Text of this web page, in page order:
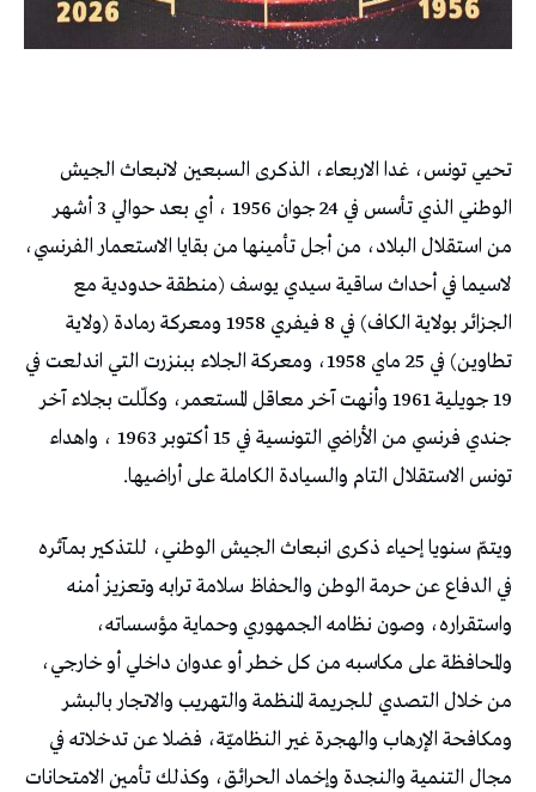
تحيي تونس، غدا الاربعاء، الذكرى السبعين لانبعاث الجيش
الوطني الذي تأسس في 24 جوان 1956 ، أي بعد حوالي 3 أشهر
من استقلال البلاد، من أجل تأمينها من بقايا الاستعمار الفرنسي،
لاسيما في أحداث ساقية سيدي يوسف (منطقة حدودية مع
الجزائر بولاية الكاف) في 8 فيفري 1958 ومعركة رمادة (ولاية
تطاوين) في 25 ماي 1958، ومعركة الجلاء ببنزرت التي اندلعت في
19 جويلية 1961 وأنهت آخر معاقل المستعمر، وكلّلت بجلاء آخر
جندي فرنسي من الأراضي التونسية في 15 أكتوبر 1963 ، واهداء
تونس الاستقلال التام والسيادة الكاملة على أراضيها.
ويتمّ سنويا إحياء ذكرى انبعاث الجيش الوطني، للتذكير بمآثره
في الدفاع عن حرمة الوطن والحفاظ سلامة ترابه وتعزيز أمنه
واستقراره، وصون نظامه الجمهوري وحماية مؤسساته،
والمحافظة على مكاسبه من كل خطر أو عدوان داخلي أو خارجي،
من خلال التصدي للجريمة المنظمة والتهريب والاتجار بالبشر
ومكافحة الإرهاب والهجرة غير النظاميّة، فضلا عن تدخلاته في
مجال التنمية والنجدة وإخماد الحرائق، وكذلك تأمين الامتحانات